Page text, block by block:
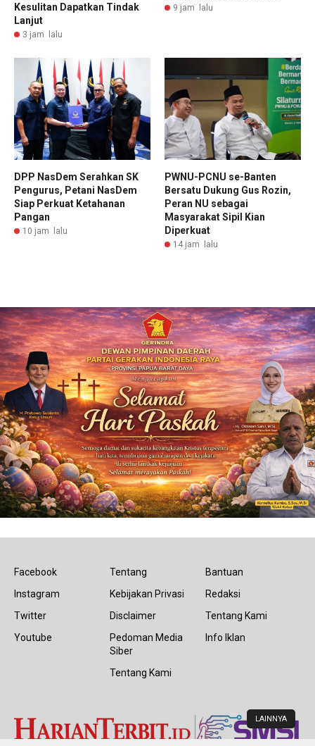
Kesulitan Dapatkan Tindak
Lanjut
3 jam lalu
9 jam lalu
DPP NasDem Serahkan SK
Pengurus, Petani NasDem
Siap Perkuat Ketahanan
Pangan
10 jam lalu
PWNU-PCNU se-Banten
Bersatu Dukung Gus Rozin,
Peran NU sebagai
Masyarakat Sipil Kian
Diperkuat
14 jam lalu
LAINNYA
Facebook
Instagram
Twitter
Youtube
Tentang
Kebijakan Privasi
Disclaimer
Pedoman Media
Siber
Tentang Kami
Bantuan
Redaksi
Tentang Kami
Info Iklan